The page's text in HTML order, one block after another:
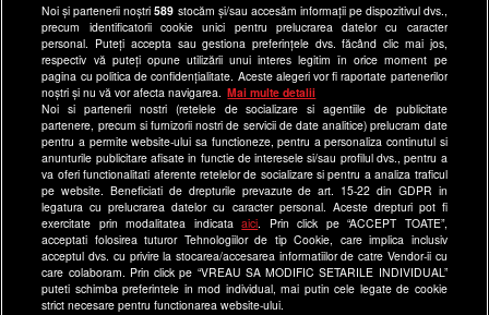
Program Happy Channel
Echipa editorială
Site-uri Antena Group
a1.ro
antenastars.ro
as.ro
catine.ro
chefi.ro
deparinti.ro
medicool.ro
Noi și partenerii noștri589 stocăm și/sau accesăm informații pe dispozitivul dvs.,
precum identificatorii cookie unici pentru prelucrarea datelor cu caracter
personal. Puteți accepta sau gestiona preferințele dvs. făcând clic mai jos,
respectiv vă puteți opune utilizării unui interes legitim în orice moment pe
pagina cu politica de confidențialitate. Aceste alegeri vor fi raportate partenerilor
noștri și nu vă vor afecta navigarea.
Mai multe detalii
Noi si partenerii nostri (retelele de socializare si agentiile de publicitate
partenere, precum si furnizorii nostri de servicii de date analitice) prelucram date
pentru a permite website-ului sa functioneze, pentru a personaliza continutul si
anunturile publicitare afisate in functie de interesele si/sau profilul dvs., pentru a
va oferi functionalitati aferente retelelor de socializare si pentru a analiza traficul
pe website. Beneficiati de drepturile prevazute de art. 15-22 din GDPR in
legatura cu prelucrarea datelor cu caracter personal. Aceste drepturi pot fi
exercitate prin modalitatea indicataaici . Prin click pe “ACCEPT TOATE”,
acceptati folosirea tuturor Tehnologiilor de tip Cookie, care implica inclusiv
acceptul dvs. cu privire la stocarea/accesarea informatiilor de catre Vendor-ii cu
care colaboram. Prin click pe “VREAU SA MODIFIC SETARILE INDIVIDUAL”
puteti schimba preferintele in mod individual, mai putin cele legate de cookie
strict necesare pentru functionarea website-ului.